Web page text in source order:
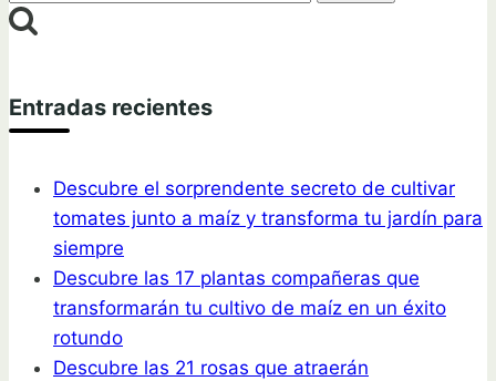
Entradas recientes
Descubre el sorprendente secreto de cultivar
tomates junto a maíz y transforma tu jardín para
siempre
Descubre las 17 plantas compañeras que
transformarán tu cultivo de maíz en un éxito
rotundo
Descubre las 21 rosas que atraerán